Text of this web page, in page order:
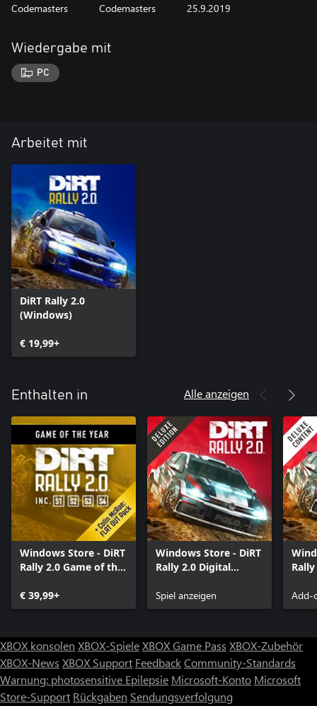
Codemasters Codemasters 25.9.2019
Wiedergabe mit
PC
Arbeitet mit
DiRT Rally 2.0
(Windows)
€ 19,99+
Enthalten in Alle anzeigen
Windows Store - DiRT
Rally 2.0 Game of the
€ 39,99+
Windows Store - DiRT
Rally 2.0 Digital
Spiel anzeigen
Add-
XBOX konsolen XBOX-SpieleXBOX Game Pass XBOX-Zubehör
XBOX-News XBOX Support FeedbackCommunity-Standards
Warnung: photosensitive Epilepsie Microsoft-Konto Microsoft
Store-Support Rückgaben Sendungsverfolgung